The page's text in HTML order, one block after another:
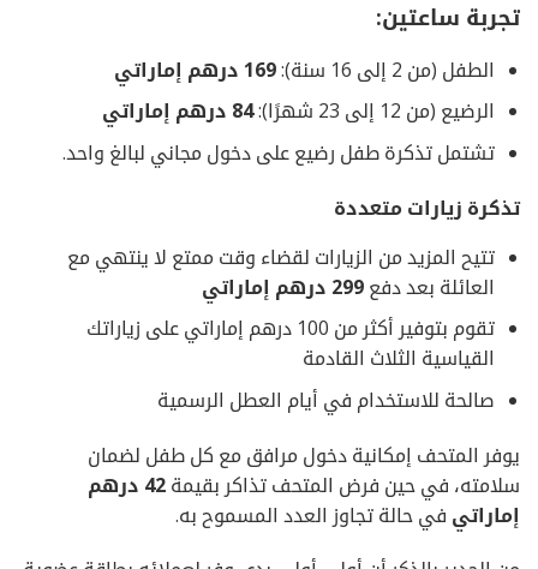
تجربة ساعتين:
الطفل (من 2 إلى 16 سنة):
169 درهم إماراتي
الرضيع (من 12 إلى 23 شهرًا):
84 درهم إماراتي
تشتمل تذكرة طفل رضيع على دخول مجاني لبالغ واحد.
تذكرة زيارات متعددة
تتيح المزيد من الزيارات لقضاء وقت ممتع لا ينتهي مع
العائلة بعد دفع299 درهم إماراتي
تقوم بتوفير أكثر من 100 درهم إماراتي على زياراتك
القياسية الثلاث القادمة
صالحة للاستخدام في أيام العطل الرسمية
يوفر المتحف إمكانية دخول مرافق مع كل طفل لضمان
سلامته، في حين فرض المتحف تذاكر بقيمة
42 درهم
إماراتيفي حالة تجاوز العدد المسموح به.